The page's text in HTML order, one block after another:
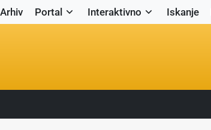
Arhiv Portal Interaktivno Iskanje